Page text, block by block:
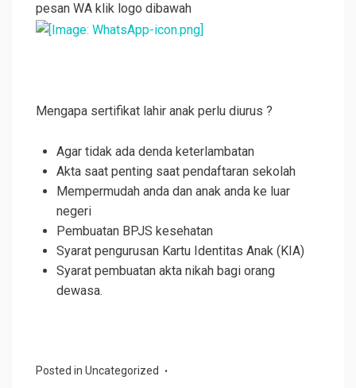
pesan WA klik logo dibawah
Mengapa sertifikat lahir anak perlu diurus ?
Agar tidak ada denda keterlambatan
Akta saat penting saat pendaftaran sekolah
Mempermudah anda dan anak anda ke luar
negeri
Pembuatan BPJS kesehatan
Syarat pengurusan Kartu Identitas Anak (KIA)
Syarat pembuatan akta nikah bagi orang
dewasa.
Posted in Uncategorized